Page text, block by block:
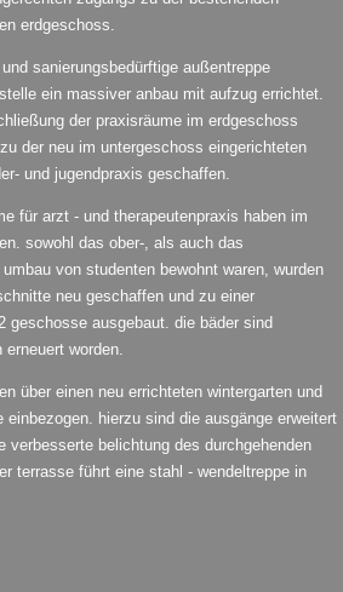
erdgeschoss.
sanierungsbedürftige außentreppe
ein massiver anbau mit aufzug errichtet.
der praxisräume im erdgeschoss
der neu im untergeschoss eingerichteten
und jugendpraxis geschaffen.
für arzt - und therapeutenpraxis haben im
sowohl das ober-, als auch das
von studenten bewohnt waren, wurden
neu geschaffen und zu einer
geschosse ausgebaut. die bäder sind
worden.
über einen neu errichteten wintergarten und
hierzu sind die ausgänge erweitert
verbesserte belichtung des durchgehenden
terrasse führt eine stahl - wendeltreppe in